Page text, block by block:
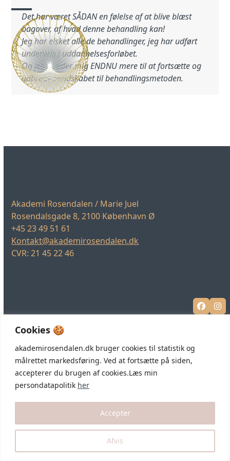
Cookies 🍪
akademirosendalen.dk bruger cookies til statistik og
målrettet markedsføring. Ved at fortsætte på siden,
accepterer du brugen af cookies.Læs min
persondatapolitik her
Afvis
Accepter
Skip
contentOpen
mobile
menu
Close
mobile
menu
Det har været SÅDAN en følelse af at blive blæst
bagover, af hvad denne behandling kan!
Jeg har elsket alle de behandlinger, jeg har udført
undervejs i uddannelsesforløbet.
Og jeg glæder mig ENDNU mere til at fortsætte og
udbrede kendskabet til behandlingsmetoden.
Akademi Rosendalen / Marie Juel
Rosendalsgade 8, 2100 København Ø
+45 23 49 51 61
Kontakt@akademirosendalen.dk
CVR: 21 45 22 46